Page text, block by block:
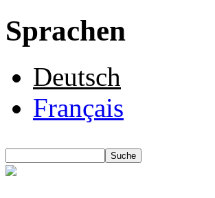
Sprachen
Deutsch
Français